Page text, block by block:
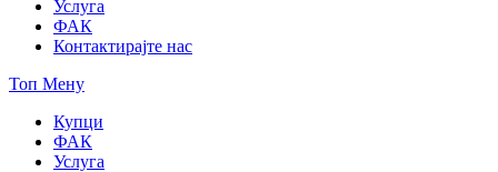
Услуга
ФАК
Контактирајте нас
Топ Мену
Купци
ФАК
Услуга